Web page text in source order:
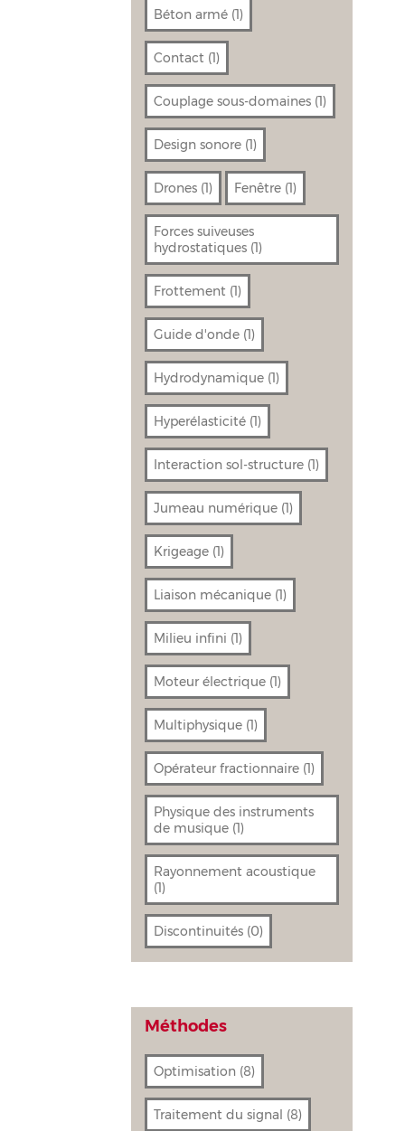
Béton armé (1)
Contact (1)
Couplage sous-domaines (1)
Design sonore (1)
Drones (1) Fenêtre (1)
Forces suiveuses
hydrostatiques (1)
Frottement (1)
Guide d'onde (1)
Hydrodynamique (1)
Hyperélasticité (1)
Interaction sol-structure (1)
Jumeau numérique (1)
Krigeage (1)
Liaison mécanique (1)
Milieu infini (1)
Moteur électrique (1)
Multiphysique (1)
Opérateur fractionnaire (1)
Physique des instruments
de musique (1)
Rayonnement acoustique
(1)
Discontinuités (0)
Méthodes
Optimisation (8)
Traitement du signal (8)